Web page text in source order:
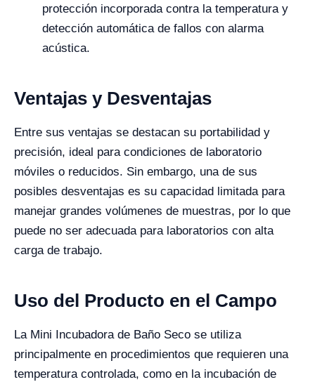
protección incorporada contra la temperatura y
detección automática de fallos con alarma
acústica.
Ventajas y Desventajas
Entre sus ventajas se destacan su portabilidad y
precisión, ideal para condiciones de laboratorio
móviles o reducidos. Sin embargo, una de sus
posibles desventajas es su capacidad limitada para
manejar grandes volúmenes de muestras, por lo que
puede no ser adecuada para laboratorios con alta
carga de trabajo.
Uso del Producto en el Campo
La Mini Incubadora de Baño Seco se utiliza
principalmente en procedimientos que requieren una
temperatura controlada, como en la incubación de